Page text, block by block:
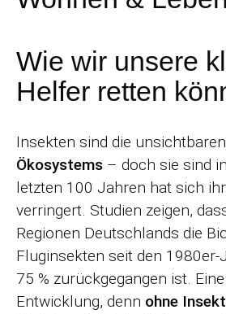
Wie wir unsere
Helfer retten
Insekten sind die unsichtbaren
Ökosystems – doch sie sind
letzten 100 Jahren hat sich
verringert. Studien zeigen,
Regionen Deutschlands die
Fluginsekten seit den
75 % zurückgegangen ist.
Entwicklung, denn ohne